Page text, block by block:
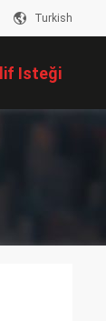
Turkish
Isteği